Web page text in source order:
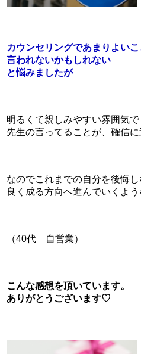
カウンセリングであまりよい
言われないかもしれない
と悩みましたが
明るくて親しみやすい雰囲気で
先生の言ってることが、確信に
なのでこれまでの自分を後悔し
良く成る方向へ進んでいくよう
（40代 自営業）
こんな感想を頂いています。
ありがとうございます♡